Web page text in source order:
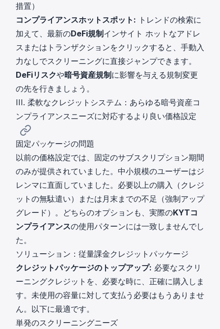
措置）
コンプライアンスホットスポット: トレンドの検索に
加えて、最新のDeFi規制インサイト ホットなアドレ
スまたはトランザクションをクリックすると、手動入
力なしでスクリーニングに直接ジャンプできます。
DeFiリスクや暗号資産規制に影響を与える規制変更
の先を行きましょう。
III. 柔軟なクレジットシステム：あらゆる暗号資産コ
ンプライアンスニーズに対応するより良い価格設定
固定パッケージの問題
以前の価格設定では、固定のサブスクリプション期間
のみが提供されていました。中小規模のユーザーはジ
レンマに直面していました。必要以上の購入（クレジ
ットの無駄遣い）または月末までの不足（強制アップ
グレード）。どちらのオプションも、実際のKYTコ
ンプライアンスの使用パターンには一致しませんでし
た。
ソリューション：従量課金クレジットパッケージ
クレジットパッケージのトップアップ: 必要なスクリ
ーニングクレジットを、必要な時に、正確に購入しま
す。未使用の容量に対して支払う必要はもうありませ
ん。以下に最適です。
単発のスクリーニングニーズ